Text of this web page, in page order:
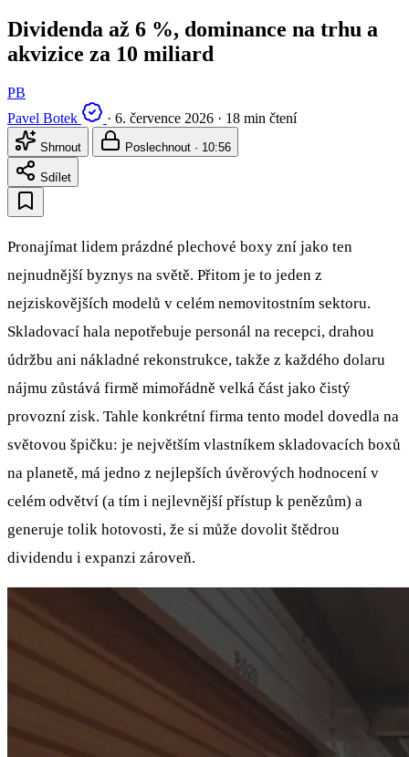
Dividenda až 6 %, dominance na trhu a
akvizice za 10 miliard
PB
Pavel Botek
· 6. července 2026 · 18 min čtení
Shrnout Poslechnout · 10:56
Sdílet
Pronajímat lidem prázdné plechové boxy zní jako ten
nejnudnější byznys na světě. Přitom je to jeden z
nejziskovějších modelů v celém nemovitostním sektoru.
Skladovací hala nepotřebuje personál na recepci, drahou
údržbu ani nákladné rekonstrukce, takže z každého dolaru
nájmu zůstává firmě mimořádně velká část jako čistý
provozní zisk. Tahle konkrétní firma tento model dovedla na
světovou špičku: je největším vlastníkem skladovacích boxů
na planetě, má jedno z nejlepších úvěrových hodnocení v
celém odvětví (a tím i nejlevnější přístup k penězům) a
generuje tolik hotovosti, že si může dovolit štědrou
dividendu i expanzi zároveň.